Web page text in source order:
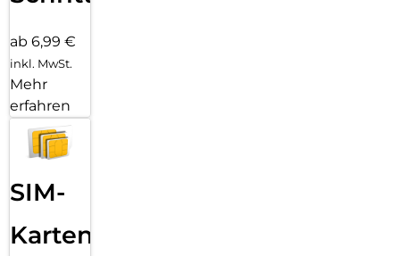
ab 6,99 €
inkl. MwSt.
Mehr
erfahren
SIM-
Karten